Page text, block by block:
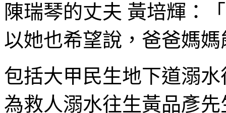
陳瑞琴的丈夫 黃培輝：
以她也希望說，爸爸媽
包括大甲民生地下道溺
為救人溺水往生黃品彥